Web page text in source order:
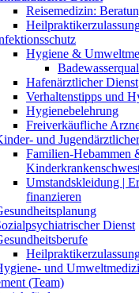
Reisemedizin:
Hygiene &
Hafenärztlicher Dienst
Verhaltenstipps und
Hygienebelehrung
Freiverkäufliche
und
Familien-Hebammen
Umstandskleidung |
finanzieren
Dienst
und
(Team)